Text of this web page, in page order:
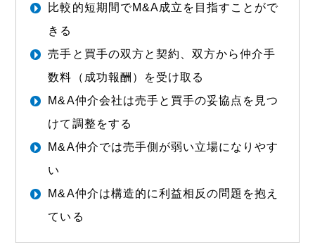
比較的短期間でM&A成立を目指すことがで
きる
売手と買手の双方と契約、双方から仲介手
数料（成功報酬）を受け取る
M&A仲介会社は売手と買手の妥協点を見つ
けて調整をする
M&A仲介では売手側が弱い立場になりやす
い
M&A仲介は構造的に利益相反の問題を抱え
ている